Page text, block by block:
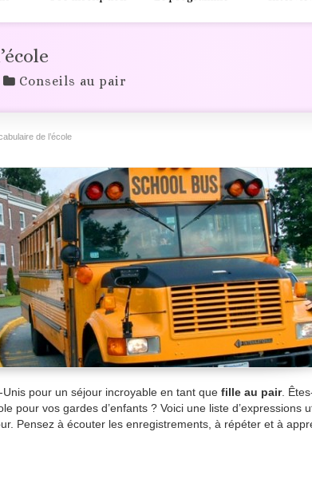
Conseils au pair
de l’école
pour un séjour incroyable en tant que fille au pair.
pour vos gardes d’enfants ? Voici une liste d’expressions
Pensez à écouter les enregistrements, à répéter et à